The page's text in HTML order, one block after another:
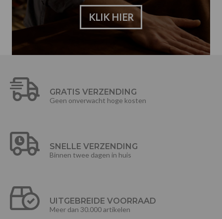
KLIK HIER
GRATIS VERZENDING
Geen onverwacht hoge kosten
SNELLE VERZENDING
Binnen twee dagen in huis
UITGEBREIDE VOORRAAD
Meer dan 30.000 artikelen